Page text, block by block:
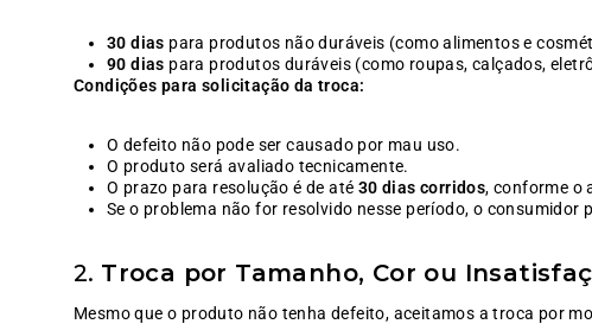
30 dias para produtos não duráveis (como alimentos e
90 dias para produtos duráveis (como roupas, calçados,
Condições para solicitação da troca:
O defeito não pode ser causado por mau uso.
O produto será avaliado tecnicamente.
O prazo para resolução é de até 30 dias corridos, conforme o
Se o problema não for resolvido nesse período, o
2. Troca por Tamanho, Cor ou
Mesmo que o produto não tenha defeito, aceitamos a troca por